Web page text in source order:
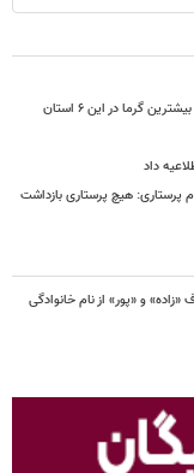
گرما در این ۶ استان
داد
هیچ پرستاری بازداشت
و «پور» از نام خانوادگی